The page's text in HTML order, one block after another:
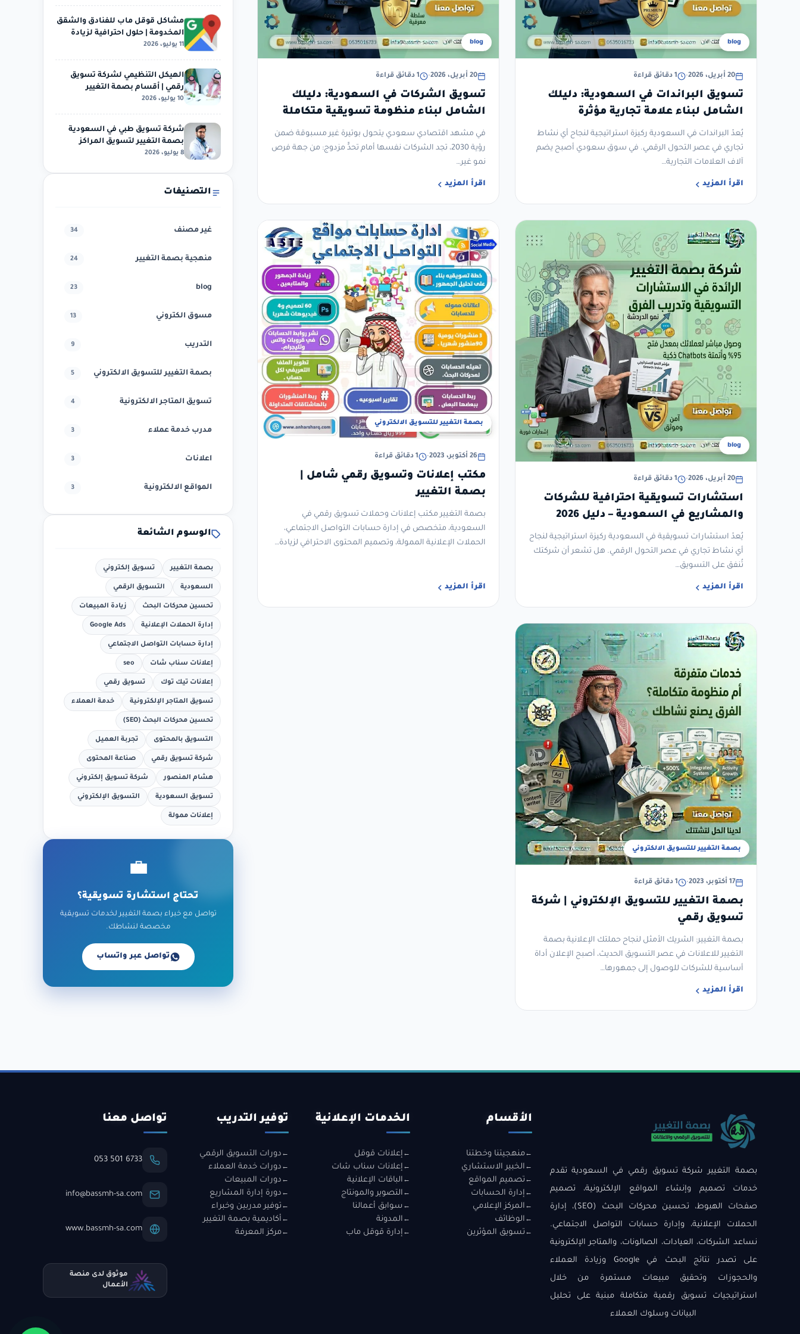
blog
20 أبريل، 2026 • 1 دقائق قراءة
تسويق البراندات في السعودية: دليلك
الشامل لبناء علامة تجارية مؤثرة
ومستدامة
يُعدّ البراندات في السعودية ركيزة استراتيجية لنجاح أي نشاط
تجاري في عصر التحول الرقمي. في سوق سعودي أصبح يضم
آلاف العلامات التجارية…
اقرأ المزيد
blog
20 أبريل، 2026 • 1 دقائق قراءة
تسويق الشركات في السعودية: دليلك
الشامل لبناء منظومة تسويقية متكاملة
ومستدامة
في مشهد اقتصادي سعودي يتحول بوتيرة غير مسبوقة ضمن
رؤية 2030، تجد الشركات نفسها أمام تحدٍّ مزدوج: من جهة فرص
نمو غير…
اقرأ المزيد
blog
20 أبريل، 2026 • 1 دقائق قراءة
استشارات تسويقية احترافية للشركات
والمشاريع في السعودية – دليل 2026
يُعدّ استشارات تسويقية في السعودية ركيزة استراتيجية لنجاح
أي نشاط تجاري في عصر التحول الرقمي. هل تشعر أن شركتك
تُنفق على التسويق…
اقرأ المزيد
بصمة التغيير للتسويق الالكتروني
26 أكتوبر، 2023 • 1 دقائق قراءة
مكتب إعلانات وتسويق رقمي شامل |
بصمة التغيير
بصمة التغيير مكتب إعلانات وحملات تسويق رقمي في
السعودية، متخصص في إدارة حسابات التواصل الاجتماعي،
الحملات الإعلانية الممولة، وتصميم المحتوى الاحترافي لزيادة…
اقرأ المزيد
بصمة التغيير للتسويق الالكتروني
17 أكتوبر، 2023 • 1 دقائق قراءة
بصمة التغيير للتسويق الإلكتروني | شركة
تسويق رقمي
بصمة التغيير: الشريك الأمثل لنجاح حملتك الإعلانية بصمة
التغيير للاعلانات في عصر التسويق الحديث، أصبح الإعلان أداة
أساسية للشركات للوصول إلى جمهورها…
اقرأ المزيد
مشاكل قوقل ماب للفنادق والشقق
المخدومة | حلول احترافية لزيادة
الظهور والحجوزات
11 يوليو، 2026
الهيكل التنظيمي لشركة تسويق
رقمي | أقسام بصمة التغيير
وخدمات التسويق الإلكتروني…
10 يوليو، 2026
شركة تسويق طبي في السعودية
بصمة التغيير لتسويق المراكز
الطبية وعيادات الأسنان…
8 يوليو، 2026
التصنيفات
غير مصنف 34
منهجية بصمة التغيير 24
blog
23
مسوق الكتروني 13
التدريب 9
بصمة التغيير للتسويق الالكتروني 5
تسويق المتاجر الالكترونية 4
مدرب خدمة عملاء 3
اعلانات 3
المواقع الالكترونية 3
الوسوم الشائعة
بصمة التغيير تسويق إلكتروني
السعودية التسويق الرقمي
تحسين محركات البحث زيادة المبيعات
إدارة الحملات الإعلانية Google Ads
إدارة حسابات التواصل الاجتماعي
إعلانات سناب شات seo
إعلانات تيك توك تسويق رقمي
تسويق المتاجر الإلكترونية خدمة العملاء
تحسين محركات البحث (SEO)
التسويق بالمحتوى تجربة العميل
شركة تسويق رقمي صناعة المحتوى
هشام المنصور شركة تسويق إلكتروني
تسويق السعودية التسويق الإلكتروني
إعلانات ممولة
💼
تحتاج استشارة تسويقية؟
تواصل مع خبراء بصمة التغيير لخدمات تسويقية
مخصصة لنشاطك.
تواصل عبر واتساب
بصمة التغيير شركة تسويق رقمي في السعودية تقدم
خدمات تصميم وإنشاء المواقع الإلكترونية، تصميم
صفحات الهبوط، تحسين محركات البحث (SEO)، إدارة
الحملات الإعلانية، وإدارة حسابات التواصل الاجتماعي.
نساعد الشركات، العيادات، الصالونات، والمتاجر الإلكترونية
على تصدر نتائج البحث في Google وزيادة العملاء
والحجوزات وتحقيق مبيعات مستمرة من خلال
استراتيجيات تسويق رقمية متكاملة مبنية على تحليل
البيانات وسلوك العملاء
الأقسام
منهجيتنا وخطتنا
الخبير الاستشاري
تصميم المواقع
إدارة الحسابات
المركز الإعلامي
الوظائف
تسويق المؤثرين
الخدمات الإعلانية
إعلانات قوقل
إعلانات سناب شات
الباقات الإعلانية
التصوير والمونتاج
سوابق أعمالنا
المدونة
إدارة قوقل ماب
توفير التدريب
دورات التسويق الرقمي
دورات خدمة العملاء
دورات المبيعات
دورة إدارة المشاريع
توفير مدربين وخبراء
أكاديمية بصمة التغيير
مركز المعرفة
تواصل معنا
053 501 6733
info@bassmh-sa.com
www.bassmh-sa.com
موثوق لدى منصة
الأعمال